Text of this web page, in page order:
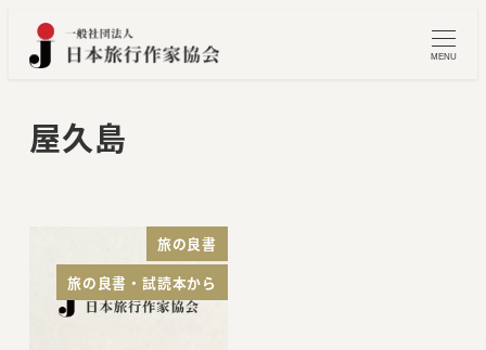
MENU
屋久島
旅の良書
旅の良書・試読本から